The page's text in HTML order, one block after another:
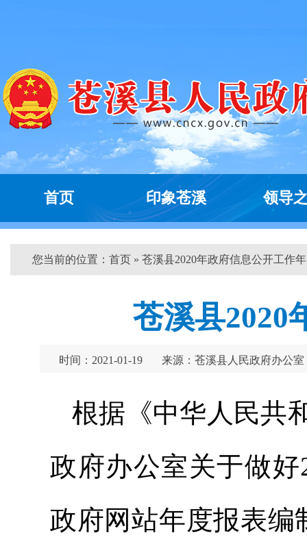
首页 印象苍溪 领导
您当前的位置： 首页 » 苍溪县2020年政府信息公开工作
苍溪县2020
时间：2021-01-19 来源：苍溪县人民政府办公室
根据《中华人民共
政府办公室关于做
政府网站年度报表编